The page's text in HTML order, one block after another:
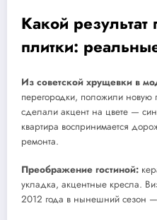
Какой
плитки:
Из советской хрущевки в
перегородки, положили новую
сделали акцент на цвете —
квартира воспринимается
ремонта.
Преображение гостиной:
укладка, акцентные кресла.
2012 года в нынешний сезон